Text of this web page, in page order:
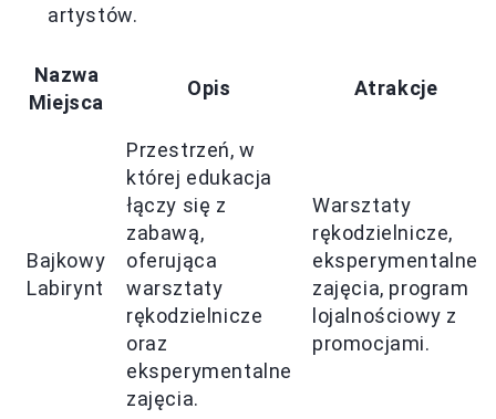
artystów.
Nazwa
Miejsca
Opis Atrakcje
Bajkowy
Labirynt
Przestrzeń, w
której edukacja
łączy się z
zabawą,
oferująca
warsztaty
rękodzielnicze
oraz
eksperymentalne
zajęcia.
Warsztaty
rękodzielnicze,
eksperymentalne
zajęcia, program
lojalnościowy z
promocjami.